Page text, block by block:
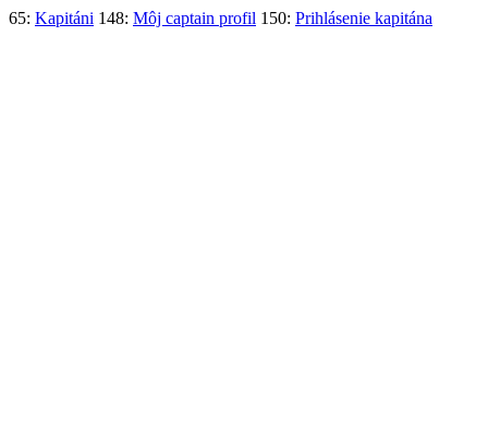
65: Kapitáni 148: Môj captain profil 150: Prihlásenie kapitána